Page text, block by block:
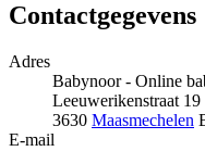
Contactgegevens
Adres
Babynoor - Online
Leeuwerikenstraat 19
3630 Maasmechelen
E-mail